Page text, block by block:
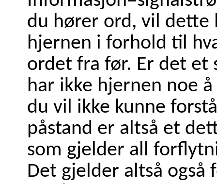
du hører ord, vil dette
hjernen i forhold til
ordet fra før. Er det et
har ikke hjernen noe
du vil ikke kunne
påstand er altså et
som gjelder all
Det gjelder altså også